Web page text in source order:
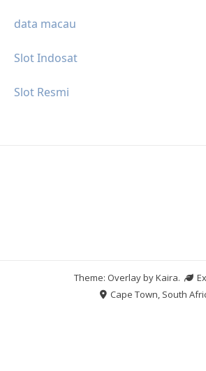
data macau
Slot Indosat
Slot Resmi
Theme: Overlay byKaira.
Cape Town, South